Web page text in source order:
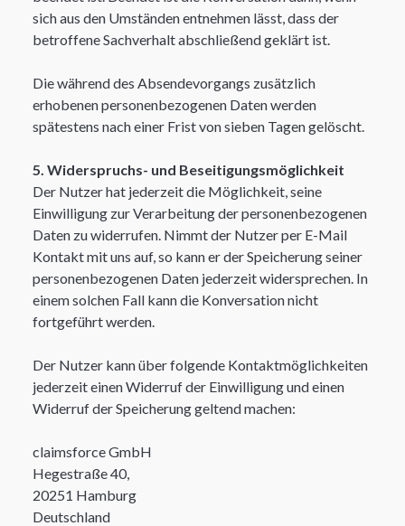
sich aus den Umständen entnehmen lässt, dass der
betroffene Sachverhalt abschließend geklärt ist.
Die während des Absendevorgangs zusätzlich
erhobenen personenbezogenen Daten werden
spätestens nach einer Frist von sieben Tagen gelöscht.​
5. Widerspruchs- und Beseitigungsmöglichkeit
Der Nutzer hat jederzeit die Möglichkeit, seine
Einwilligung zur Verarbeitung der personenbezogenen
Daten zu widerrufen. Nimmt der Nutzer per E-Mail
Kontakt mit uns auf, so kann er der Speicherung seiner
personenbezogenen Daten jederzeit widersprechen. In
einem solchen Fall kann die Konversation nicht
fortgeführt werden.
Der Nutzer kann über folgende Kontaktmöglichkeiten
jederzeit einen Widerruf der Einwilligung und einen
Widerruf der Speicherung geltend machen:
claimsforce GmbH
Hegestraße 40,
20251 Hamburg
Deutschland